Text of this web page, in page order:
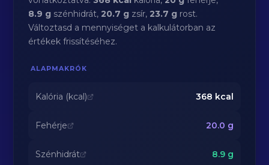
8.9 g szénhidrát,20.7 g zsír,23.7 g rost.
Változtasd a mennyiséget a kalkulátorban az
értékek frissítéséhez.
ALAPMAKRÓK
Kalória (kcal) 368 kcal
Fehérje 20.0 g
Szénhidrát 8.9g